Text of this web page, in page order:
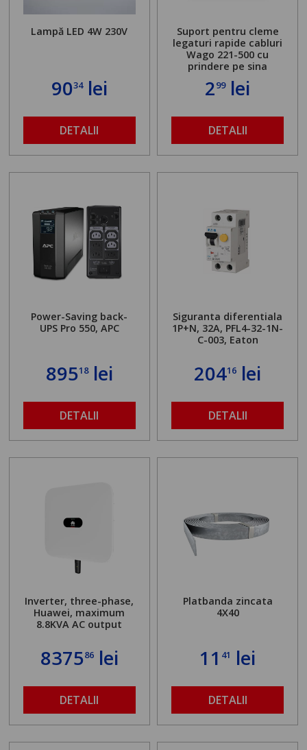
Lampă LED 4W 230V
9034lei
DETALII
Suport pentru cleme
legaturi rapide cabluri
Wago 221-500 cu
prindere pe sina
299lei
DETALII
Power-Saving back-
UPS Pro 550, APC
89518lei
DETALII
Siguranta diferentiala
1P+N, 32A, PFL4-32-1N-
C-003, Eaton
20416 lei
DETALII
Inverter, three-phase,
Huawei, maximum
8.8KVA AC output
837586lei
DETALII
Platbanda zincata
4X40
11 41 lei
DETALII